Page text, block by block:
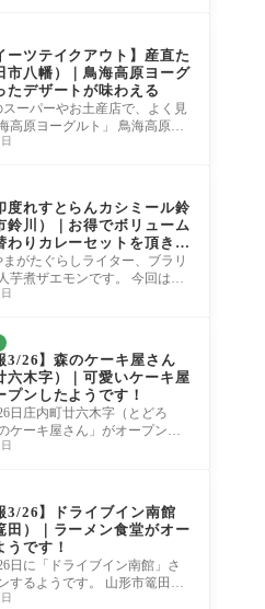
ーツテイクアウト】産直た
市八幡）｜鳥海高原ヨーグ
たデザートが味わえる
ーパーやお土産店で、よく見
高原ヨーグルト」 鳥海高原ヨ
ったデザートを、産直たわわ
度れすとらんカシミール鈴
鈴川）｜お得でボリューム
わりカレーセットを頂きま
がたぐらしライター、ブラリ
芋煮ザエモンです。 今回は山
りますカレー店、「印度れす
3/26】森のケーキ屋さん
六木字）｜可愛いケーキ屋
プンしたようです！
日庄内町廿六木字（とどろ
ケーキ屋さん」がオープンし
現時点で分かっている情報を
3/26】ドライブイン南館
田）｜ラーメン食堂がオー
うです！
日に「ドライブイン南館」さ
するようです。 山形市篭田の
トラン」さんの道路側半フロ